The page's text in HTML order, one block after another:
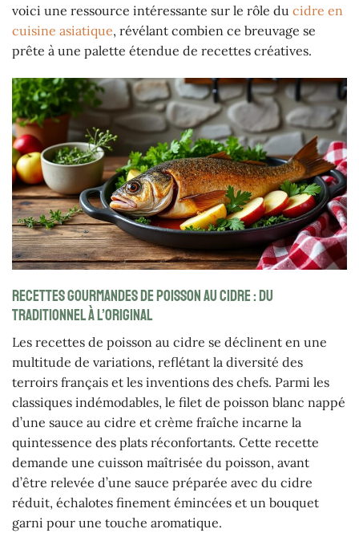
voici une ressource intéressante sur le rôle du cidre en
cuisine asiatique, révélant combien ce breuvage se
prête à une palette étendue de recettes créatives.
Recettes gourmandes de poisson au cidre : du
traditionnel à l’original
Les recettes de poisson au cidre se déclinent en une
multitude de variations, reflétant la diversité des
terroirs français et les inventions des chefs. Parmi les
classiques indémodables, le filet de poisson blanc nappé
d’une sauce au cidre et crème fraîche incarne la
quintessence des plats réconfortants. Cette recette
demande une cuisson maîtrisée du poisson, avant
d’être relevée d’une sauce préparée avec du cidre
réduit, échalotes finement émincées et un bouquet
garni pour une touche aromatique.